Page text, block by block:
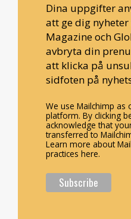
Dina uppgifter
att ge dig
Magazine och
avbryta din
att klicka på
sidfoten på
We use Mailchimp as
platform. By clicking
acknowledge that
transferred to
Learn more about
practices here.